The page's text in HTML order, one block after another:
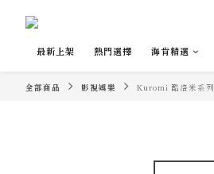
最新上架 熱門選擇 海肯精選
全部商品 影視娛樂 Kuromi 酷洛米系列